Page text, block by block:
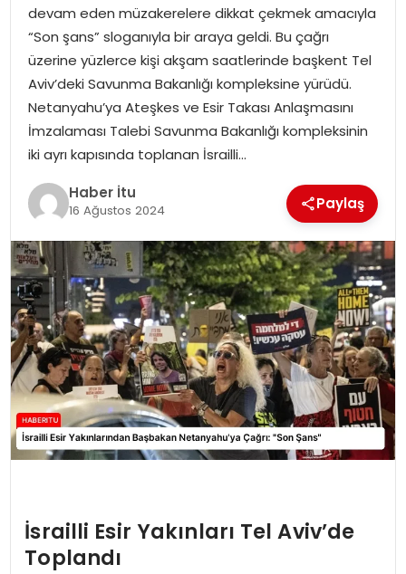
MAGAZIN
SPOR
YAŞAM
devam eden müzakerelere dikkat çekmek amacıyla
“Son şans” sloganıyla bir araya geldi. Bu çağrı
üzerine yüzlerce kişi akşam saatlerinde başkent Tel
Aviv’deki Savunma Bakanlığı kompleksine yürüdü.
Netanyahu’ya Ateşkes ve Esir Takası Anlaşmasını
İmzalaması Talebi Savunma Bakanlığı kompleksinin
iki ayrı kapısında toplanan İsrailli…
Haber İtu
16 Ağustos 2024 Paylaş
İsrailli Esir Yakınları Tel Aviv’de
Toplandı